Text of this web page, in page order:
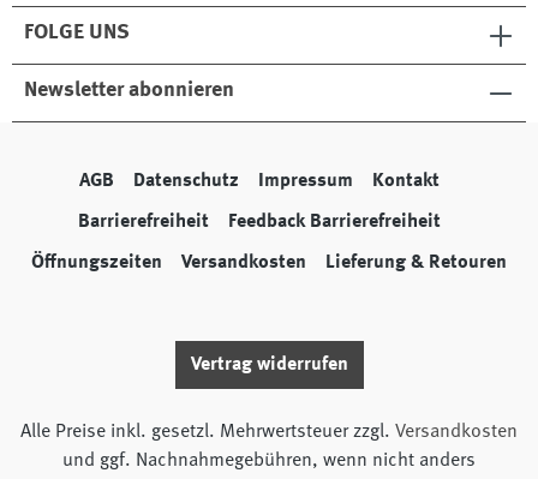
FOLGE UNS
Newsletter abonnieren
AGB Datenschutz Impressum Kontakt
Barrierefreiheit Feedback Barrierefreiheit
Öffnungszeiten Versandkosten Lieferung & Retouren
Vertrag widerrufen
Alle Preise inkl. gesetzl. Mehrwertsteuer zzgl. Versandkosten
und ggf. Nachnahmegebühren, wenn nicht anders